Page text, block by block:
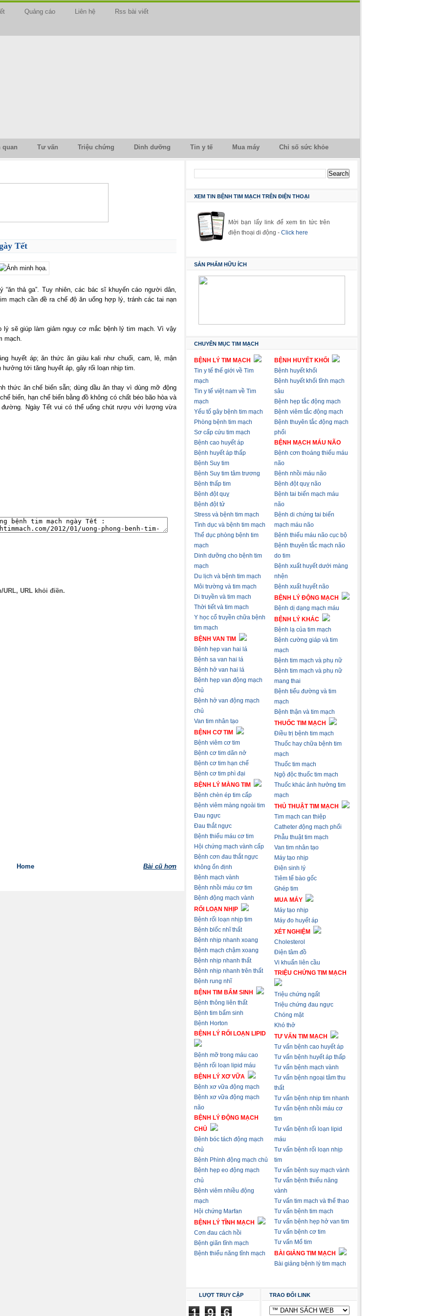
Quảng cáo Liên hệ Rss bài viết
quan Tư vấn Triệu chứng Dinh dưỡng Tin y tế Mua máy Chỉ số sức khỏe
Tết
“ăn thả ga”. Tuy nhiên, các bác sĩ khuyến cáo người dân,
mạch cần đề ra chế độ ăn uống hợp lý, tránh các tai nạn
lý sẽ giúp làm giảm nguy cơ mắc bệnh lý tim mạch. Vì vậy
mạch.
huyết áp; ăn thức ăn giàu kali như chuối, cam, lê, mận
tới tăng huyết áp, gây rối loạn nhịp tim.
thức ăn chế biến sẵn; dùng dầu ăn thay vì dùng mỡ động
biến, hạn chế biến bằng đồ không có chất béo bão hòa và
Ngày Tết vui có thể uống chút rượu với lượng vừa
URL, URL khỏi điền.
Bài cũ hơn
Home
XEM TIN BỆNH TIM MẠCH TRÊN ĐIỆN THOẠI
Mời bạn lấy link để xem tin tức trên
điện thoại di động - Click here
SẢN PHẨM HỮU ÍCH
CHUYÊN MỤC TIM MẠCH
BỆNH LÝ TIM MẠCH
Tin y tế thế giới về Tim
mạch
Tin y tế việt nam về Tim
mạch
Yếu tố gây bệnh tim mạch
Phòng bệnh tim mạch
Sơ cấp cứu tim mạch
Bệnh cao huyết áp
Bệnh huyết áp thấp
Bệnh Suy tim
Bệnh Suy tim tâm trương
Bệnh thấp tim
Bệnh đột quỵ
Bệnh đột tử
Stress và bệnh tim mạch
Tình dục và bệnh tim mạch
Thể dục phòng bệnh tim
mạch
Dinh dưỡng cho bệnh tim
mạch
Du lịch và bệnh tim mạch
Môi trường và tim mạch
Di truyền và tim mạch
Thời tiết và tim mạch
Y học cổ truyền chữa bệnh
tim mạch
BỆNH VAN TIM
Bệnh hẹp van hai lá
Bệnh sa van hai lá
Bệnh hở van hai lá
Bệnh hẹp van động mạch
chủ
Bệnh hở van động mạch
chủ
Van tim nhân tạo
BỆNH CƠ TIM
Bệnh viêm cơ tim
Bệnh cơ tim dãn nở
Bệnh cơ tim hạn chế
Bệnh cơ tim phì đại
BỆNH LÝ MÀNG TIM
Bệnh chèn ép tim cấp
Bệnh viêm màng ngoài tim
Đau ngực
Đau thắt ngực
Bệnh thiếu máu cơ tim
Hội chứng mạch vành cấp
Bệnh cơn đau thắt ngực
không ổn định
Bệnh mạch vành
Bệnh nhồi máu cơ tim
Bệnh động mạch vành
RỐI LOẠN NHỊP
Bệnh rối loạn nhịp tim
Bệnh blốc nhĩ thất
Bệnh nhịp nhanh xoang
Bệnh mạch chậm xoang
Bệnh nhịp nhanh thất
Bệnh nhịp nhanh trên thất
Bệnh rung nhĩ
BỆNH TIM BẨM SINH
Bệnh thông liên thất
Bệnh tim bẩm sinh
Bệnh Horton
BỆNH LÝ RỐI LOẠN LIPID
Bệnh mỡ trong máu cao
Bệnh rối loạn lipid máu
BỆNH LÝ XƠ VỮA
Bệnh xơ vữa động mạch
Bệnh xơ vữa động mạch
não
BỆNH LÝ ĐỘNG MẠCH
CHỦ
Bệnh bóc tách động mạch
chủ
Bệnh Phình động mạch chủ
Bệnh hẹp eo động mạch
chủ
Bệnh viêm nhiều động
mạch
Hội chứng Marfan
BỆNH LÝ TĨNH MẠCH
Cơn đau cách hồi
Bệnh giãn tĩnh mạch
Bệnh thiểu năng tĩnh mạch
BỆNH HUYẾT KHỐI
Bệnh huyết khối
Bệnh huyết khối tĩnh mạch
sâu
Bệnh hẹp tắc động mạch
Bệnh viêm tắc động mạch
Bệnh thuyên tắc động mạch
phổi
BỆNH MẠCH MÁU NÃO
Bệnh cơn thoáng thiếu máu
não
Bệnh nhồi máu não
Bệnh đột quỵ não
Bệnh tai biến mạch máu
não
Bệnh di chứng tai biến
mạch máu não
Bệnh thiếu máu não cục bộ
Bệnh thuyên tắc mạch não
do tim
Bệnh xuất huyết dưới màng
nhện
Bệnh xuất huyết não
BỆNH LÝ ĐỘNG MẠCH
Bệnh dị dạng mạch máu
BỆNH LÝ KHÁC
Bệnh lạ của tim mạch
Bệnh cường giáp và tim
mạch
Bệnh tim mạch và phụ nữ
Bệnh tim mạch và phụ nữ
mang thai
Bệnh tiểu đường và tim
mạch
Bệnh thận và tim mạch
THUỐC TIM MẠCH
Điều trị bệnh tim mạch
Thuốc hay chữa bệnh tim
mạch
Thuốc tim mạch
Ngộ độc thuốc tim mạch
Thuốc khác ảnh hưởng tim
mạch
THỦ THUẬT TIM MẠCH
Tim mạch can thiệp
Catheter động mạch phổi
Phẫu thuật tim mạch
Van tim nhân tạo
Máy tạo nhịp
Điện sinh lý
Tiêm tế bào gốc
Ghép tim
MUA MÁY
Máy tạo nhịp
Máy đo huyết áp
XÉT NGHIỆM
Cholesterol
Điện tâm đồ
Vi khuẩn liên cầu
TRIỆU CHỨNG TIM MẠCH
Triệu chứng ngất
Triệu chứng đau ngực
Chóng mặt
Khó thở
TƯ VẤN TIM MẠCH
Tư vấn bệnh cao huyết áp
Tư vấn bệnh huyết áp thấp
Tư vấn bệnh mạch vành
Tư vấn bệnh ngoại tâm thu
thất
Tư vấn bệnh nhịp tim nhanh
Tư vấn bệnh nhồi máu cơ
tim
Tư vấn bệnh rối loạn lipid
máu
Tư vấn bệnh rối loạn nhịp
tim
Tư vấn bệnh suy mạch vành
Tư vấn bệnh thiểu năng
vành
Tư vấn tim mạch và thể thao
Tư vấn bệnh tim mạch
Tư vấn bệnh hẹp hở van tim
Tư vấn bệnh cơ tim
Tư vấn Mổ tim
BÀI GIẢNG TIM MẠCH
Bài giảng bệnh lý tim mạch
LƯỢT TRUY CẬP
1 9 6
TRAO ĐỔI LINK